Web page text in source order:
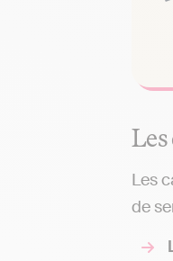
Les
de